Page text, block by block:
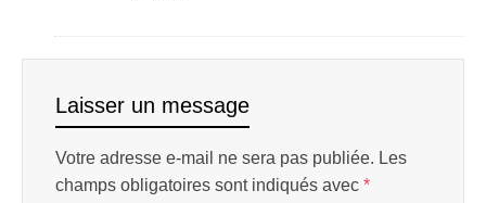
Laisser un message
Votre adresse e-mail ne sera pas publiée. Les
champs obligatoires sont indiqués avec *